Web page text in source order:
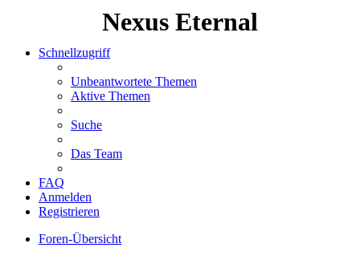
Nexus Eternal
Schnellzugriff
Unbeantwortete Themen
Aktive Themen
Suche
Das Team
FAQ
Anmelden
Registrieren
Foren-Übersicht